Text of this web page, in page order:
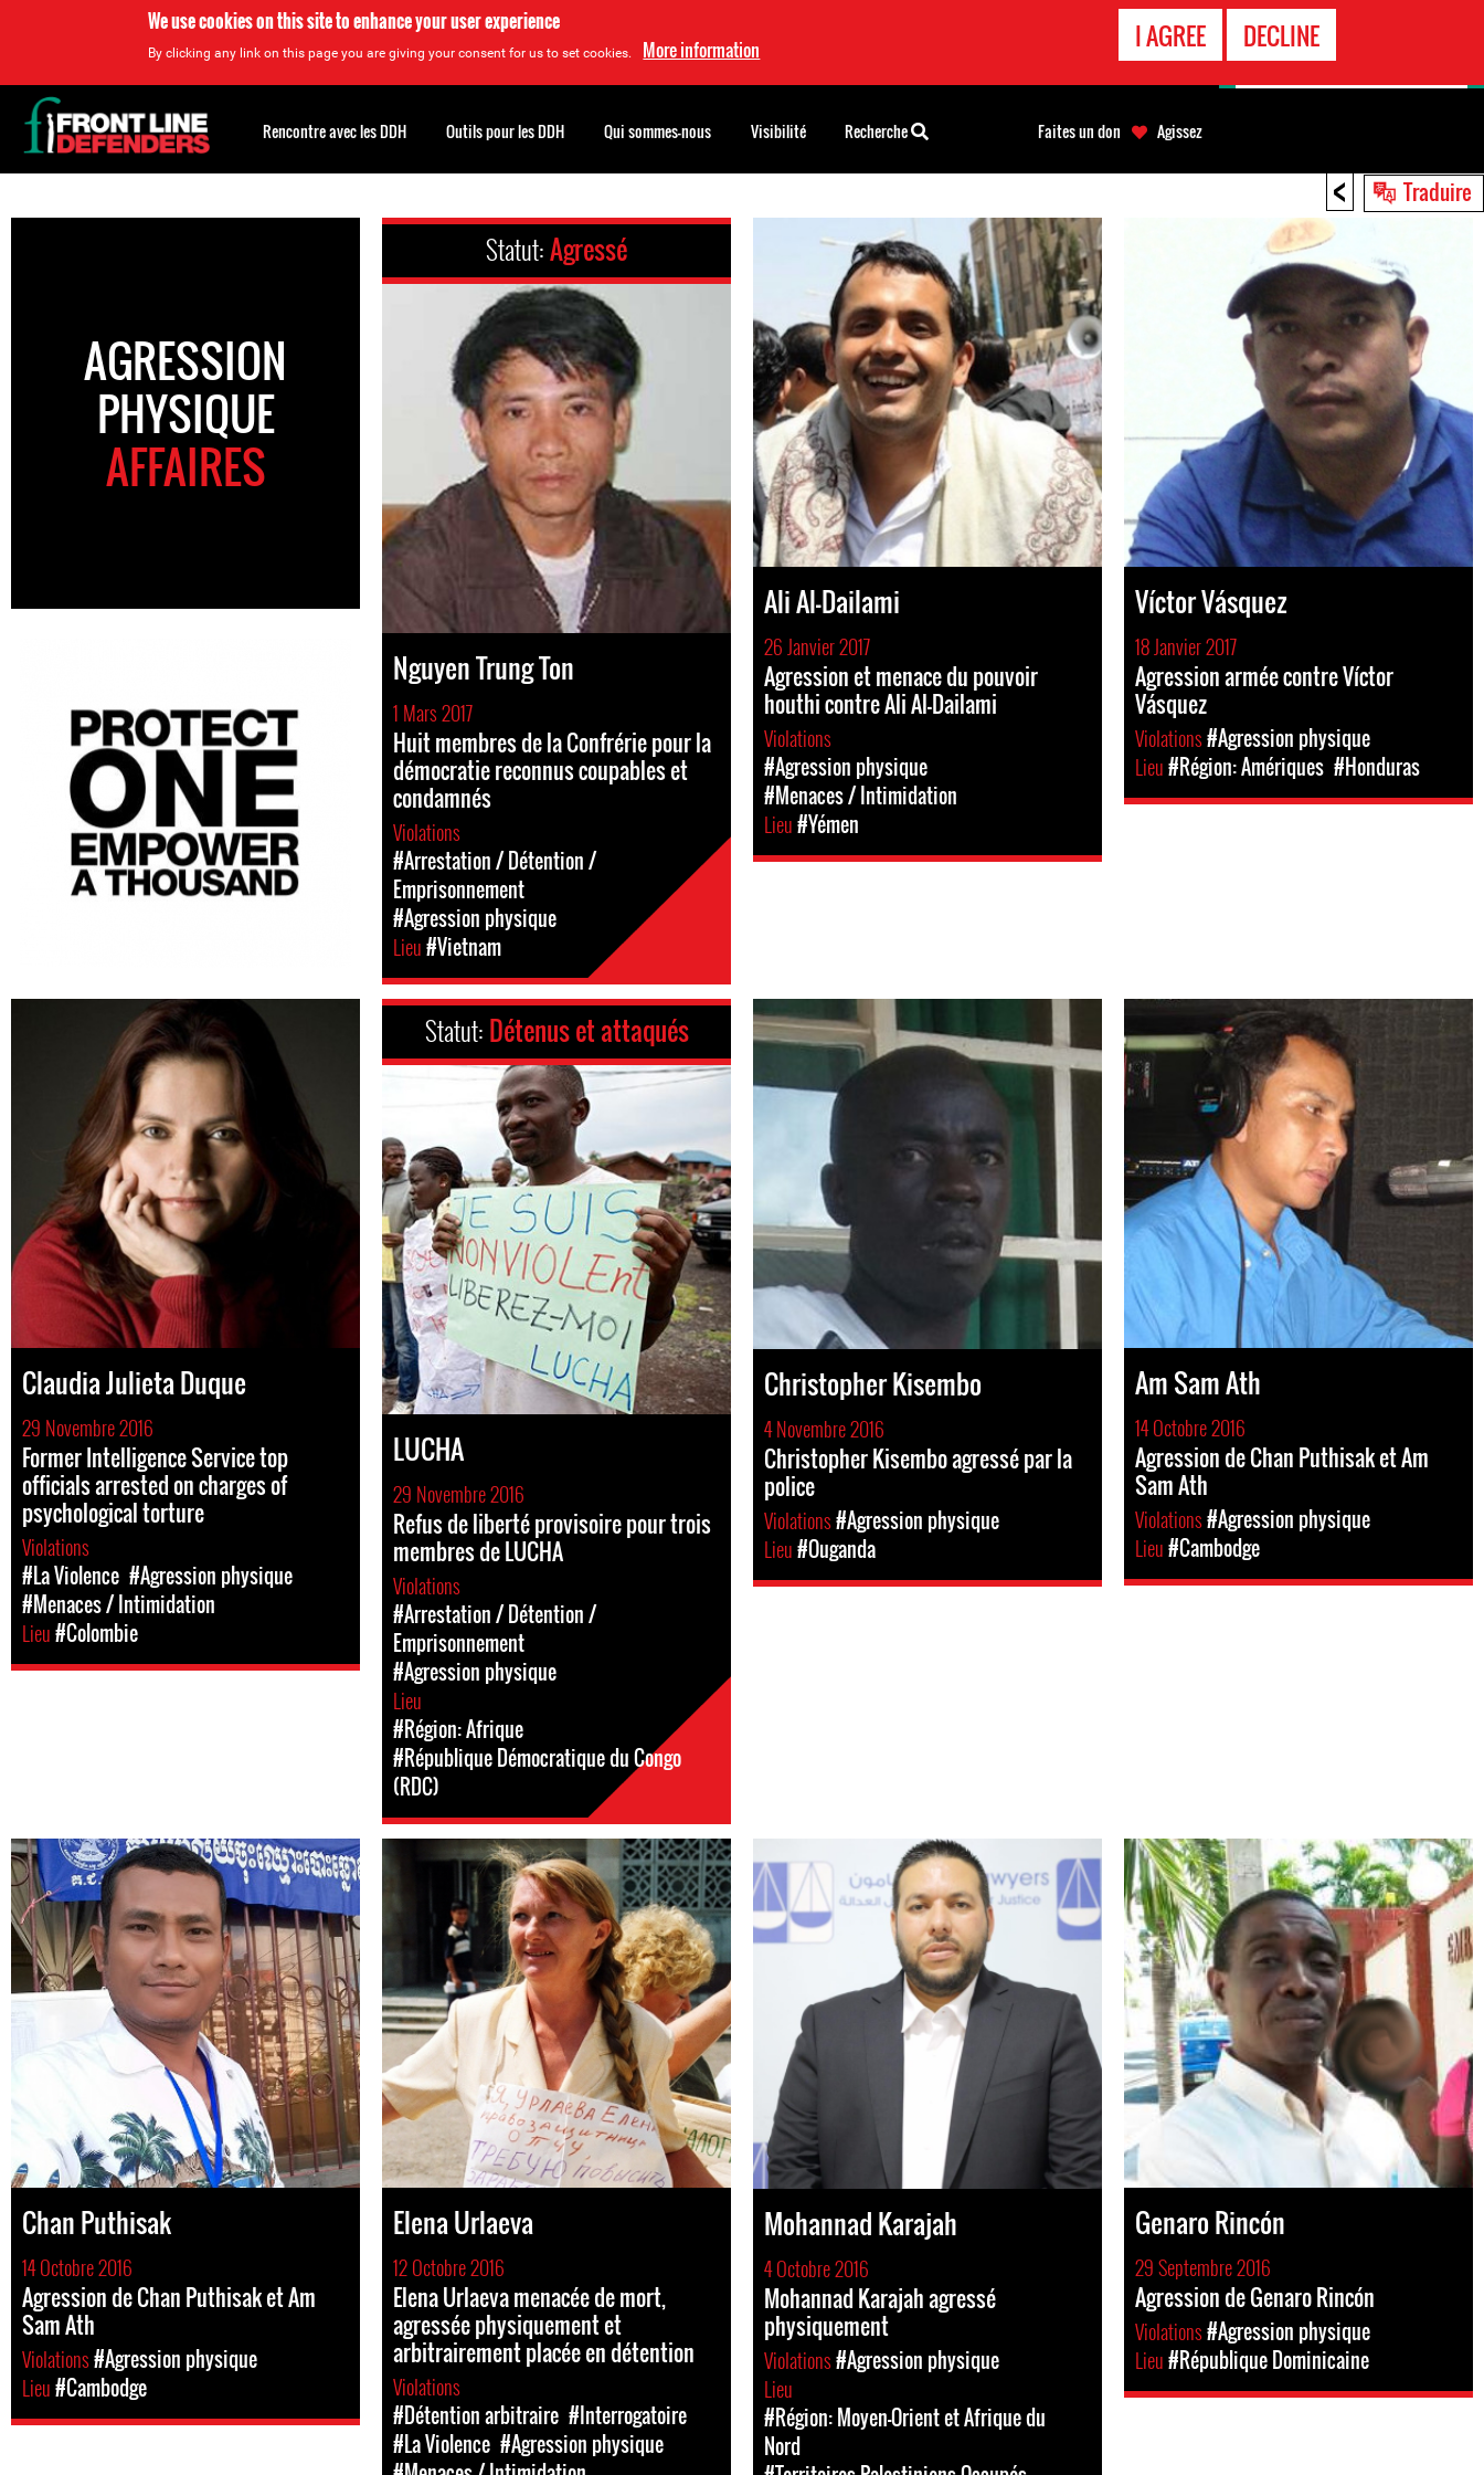
We use cookies on this site to enhance your user experience
By clicking any link on this page you are giving your consent for us to set cookies. More information I AGREE DECLINE
< Traduire
to
AGRESSION
PHYSIQUE
AFFAIRES
Statut:Agressé
Nguyen Trung Ton
1 Mars 2017
Huit membres de la Confrérie pour la
démocratie reconnus coupables et
condamnés
Violations
#Arrestation / Détention /
Emprisonnement
#Agression physique
Lieu#Vietnam
Ali Al-Dailami
26 Janvier 2017
Agression et menace du pouvoir
houthi contre Ali Al-Dailami
Violations
#Agression physique
#Menaces / Intimidation
Lieu#Yémen
Víctor Vásquez
18 Janvier 2017
Agression armée contre Víctor
Vásquez
Violations#Agression physique
Lieu#Région: Amériques #Honduras
Claudia Julieta Duque
29 Novembre 2016
Former Intelligence Service top
officials arrested on charges of
psychological torture
Violations
#La Violence #Agression physique
#Menaces / Intimidation
Lieu#Colombie
Statut: Détenus et attaqués
LUCHA
29 Novembre 2016
Refus de liberté provisoire pour trois
membres de LUCHA
Violations
#Arrestation / Détention /
Emprisonnement
#Agression physique
Lieu
#Région: Afrique
#République Démocratique du Congo
(RDC)
Christopher Kisembo
4 Novembre 2016
Christopher Kisembo agressé par la
police
Violations#Agression physique
Lieu#Ouganda
Am Sam Ath
14 Octobre 2016
Agression de Chan Puthisak et Am
Sam Ath
Violations#Agression physique
Lieu#Cambodge
Chan Puthisak
14 Octobre 2016
Agression de Chan Puthisak et Am
Sam Ath
Violations#Agression physique
Lieu#Cambodge
Elena Urlaeva
12 Octobre 2016
Elena Urlaeva menacée de mort,
agressée physiquement et
arbitrairement placée en détention
Violations
#Détention arbitraire #Interrogatoire
#La Violence #Agression physique
Mohannad Karajah
4 Octobre 2016
Mohannad Karajah agressé
physiquement
Violations#Agression physique
Lieu
#Région: Moyen-Orient et Afrique du
Nord
Genaro Rincón
29 Septembre 2016
Agression de Genaro Rincón
Violations#Agression physique
Lieu#République Dominicaine
Back
to
top
Rencontre avec les DDH Outils pour les DDH Qui sommes-nous Visibilité Recherche Faites un don Agissez
D'URGENCE